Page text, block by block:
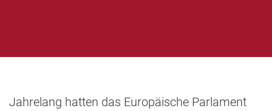
Jahrelang hatten das Europäische Parlament